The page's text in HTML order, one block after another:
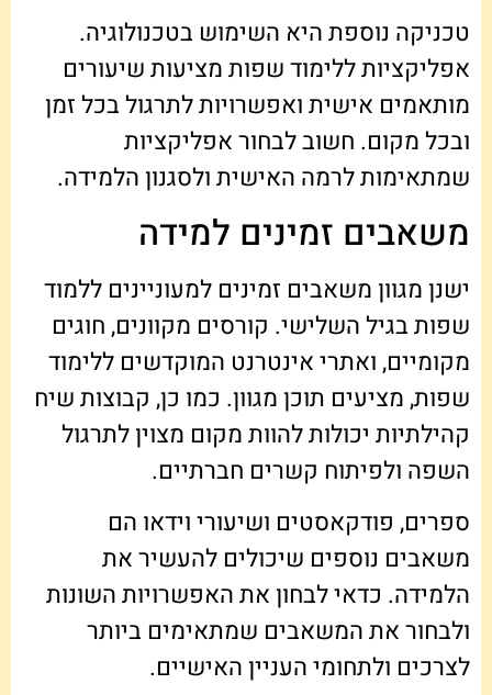
טכניקה נוספת היא השימוש בטכנולוגיה.
אפליקציות ללימוד שפות מציעות שיעורים
מותאמים אישית ואפשרויות לתרגול בכל זמן
ובכל מקום. חשוב לבחור אפליקציות
שמתאימות לרמה האישית ולסגנון הלמידה.
משאבים זמינים למידה
ישנן מגוון משאבים זמינים למעוניינים ללמוד
שפות בגיל השלישי. קורסים מקוונים, חוגים
מקומיים, ואתרי אינטרנט המוקדשים ללימוד
שפות, מציעים תוכן מגוון. כמו כן, קבוצות שיח
קהילתיות יכולות להוות מקום מצוין לתרגול
השפה ולפיתוח קשרים חברתיים.
ספרים, פודקאסטים ושיעורי וידאו הם
משאבים נוספים שיכולים להעשיר את
הלמידה. כדאי לבחון את האפשרויות השונות
ולבחור את המשאבים שמתאימים ביותר
לצרכים ולתחומי העניין האישיים.